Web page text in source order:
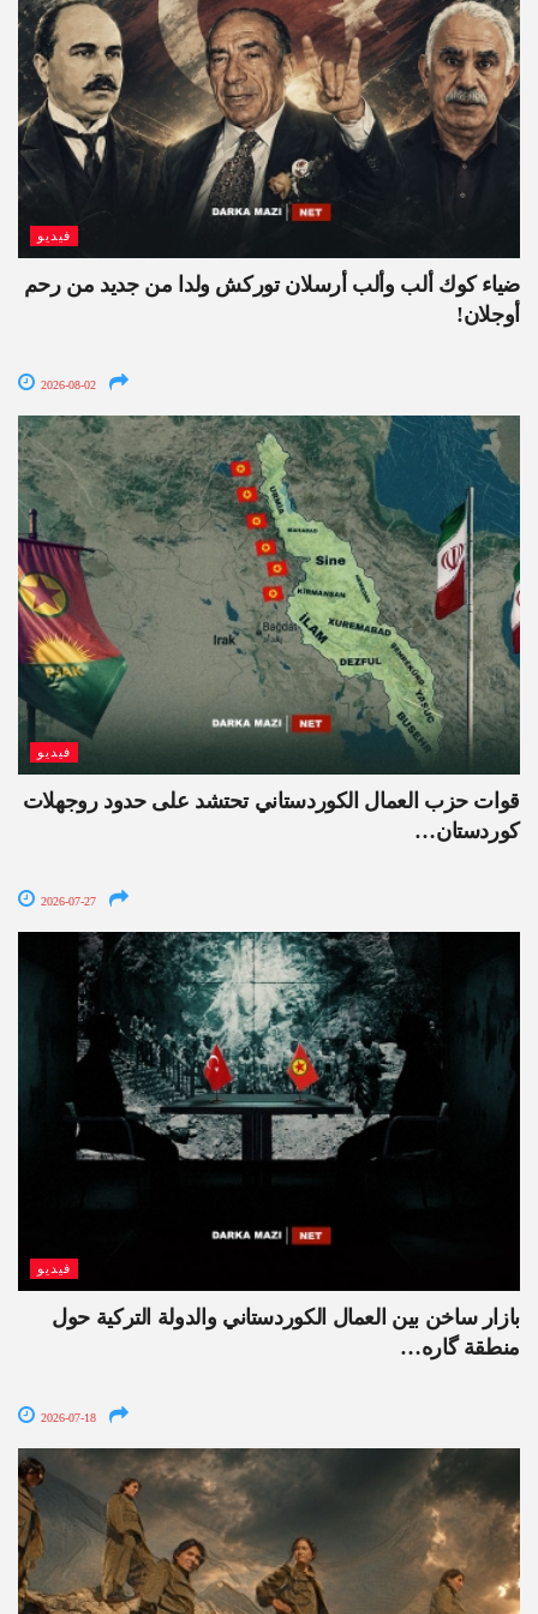
فيديو
ضياء كوك ألب وألب أرسلان توركش ولدا من جديد من رحم
أوجلان!
2026-08-02
فيديو
قوات حزب العمال الكوردستاني تحتشد على حدود روجهلات
كوردستان…
2026-07-27
فيديو
بازار ساخن بين العمال الكوردستاني والدولة التركية حول
منطقة گارە…
2026-07-18